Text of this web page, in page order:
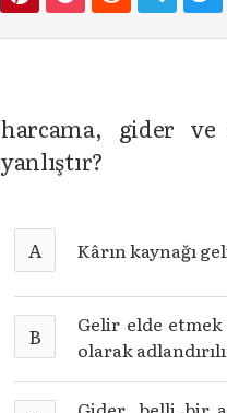
gider
A Kârın kaynağı
B
Gelir elde etmek
olarak